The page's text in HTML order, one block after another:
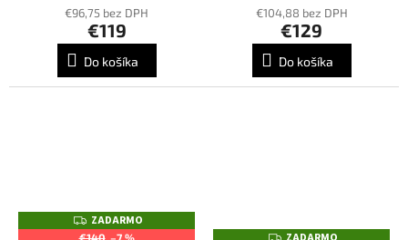
€96,75 bez DPH
€119
Do košíka
€104,88 bez DPH
€129
Do košíka
Z
A
ZADARMO
Z